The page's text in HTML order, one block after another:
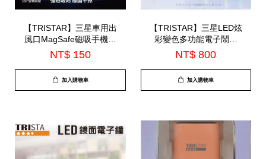
【TRISTAR】三星車用出
風口MagSafe磁吸手機支
架(TS-PA30)
NT$ 150
加入購物車
【TRISTAR】三星LED炫
彩變色多功能電子鬧鐘
(TS-A2713)
NT$ 800
加入購物車